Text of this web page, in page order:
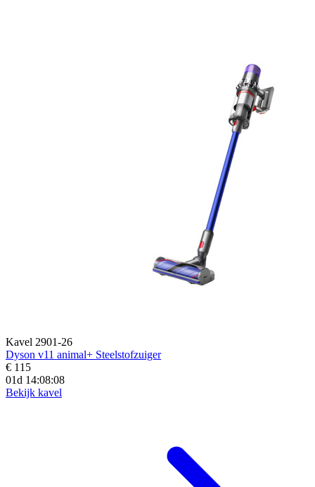
Kavel 2901-26
Dyson v11 animal+ Steelstofzuiger
€ 115
01d 14:08:06
Bekijk kavel